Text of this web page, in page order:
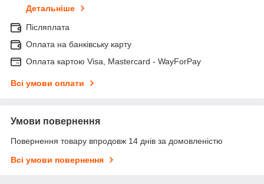
Детальніше
Післяплата
Оплата на банківську карту
Оплата картою Visa, Mastercard - WayForPay
Всі умови оплати
Умови повернення
Повернення товару впродовж 14 днів за домовленістю
Всі умови повернення